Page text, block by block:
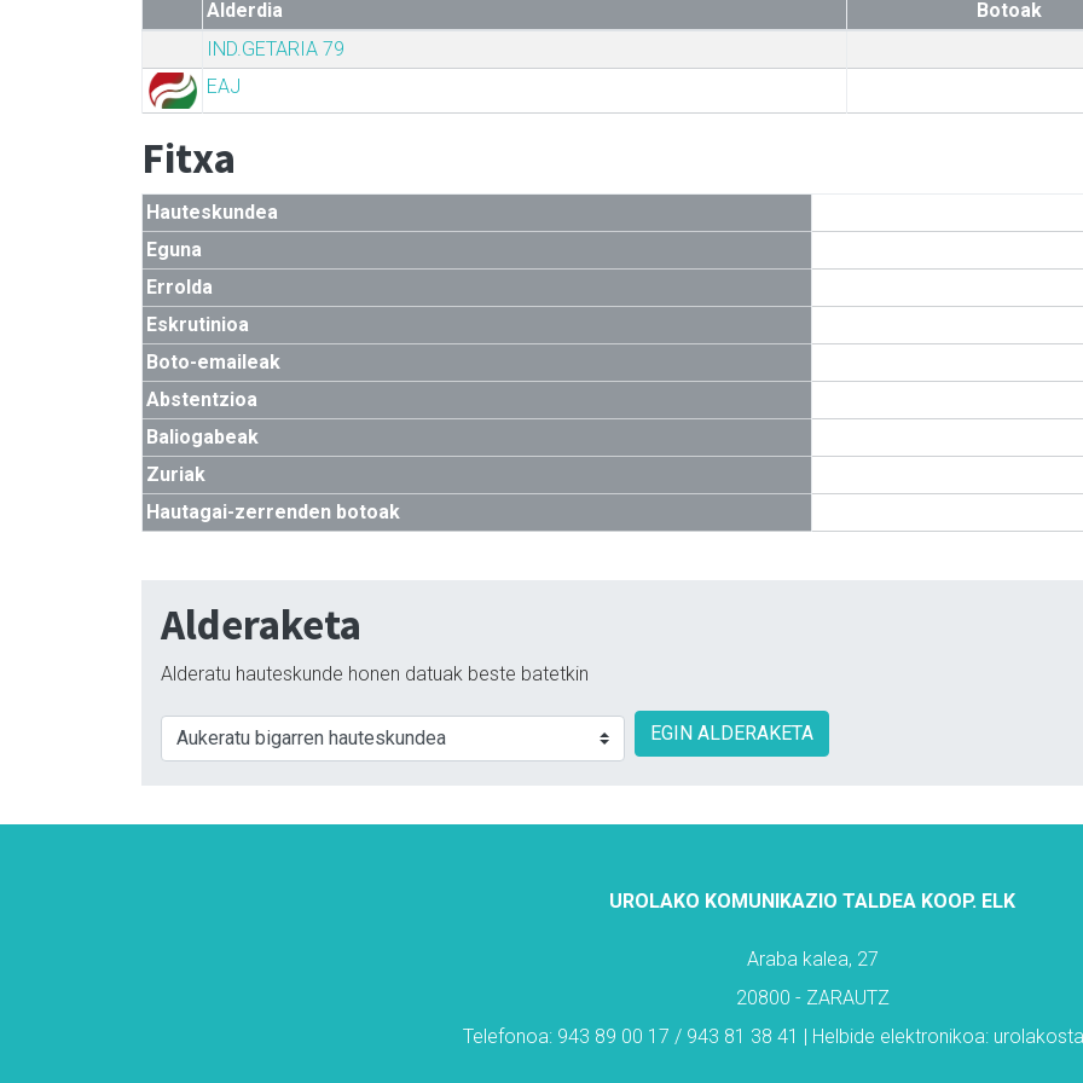
Alderdia Botoak
IND.GETARIA 79
EAJ
Fitxa
Hauteskundea
Eguna
Errolda
Eskrutinioa
Boto-emaileak
Abstentzioa
Baliogabeak
Zuriak
Hautagai-zerrenden botoak
Alderaketa
Alderatu hauteskunde honen datuak beste batetkin
EGIN ALDERAKETA
UROLAKO KOMUNIKAZIO TALDEA KOOP. ELK
Araba kalea, 27
20800 - ZARAUTZ
Telefonoa: 943 89 00 17 / 943 81 38 41 | Helbide elektronikoa: